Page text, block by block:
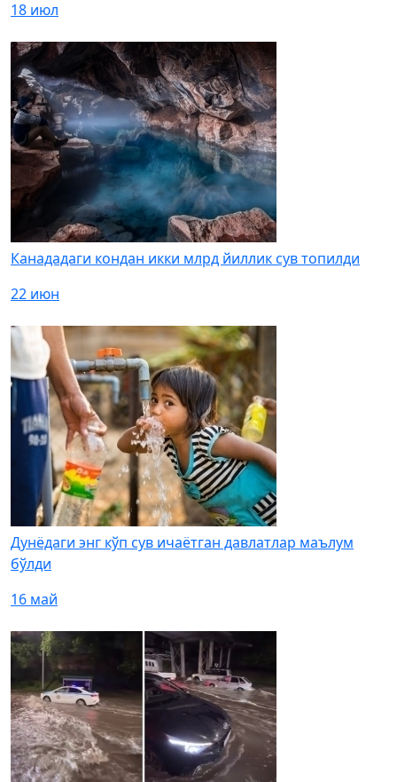
18 июл
Канададаги кондан икки млрд йиллик сув топилди
22 июн
Дунёдаги энг кўп сув ичаётган давлатлар маълум
бўлди
16 май